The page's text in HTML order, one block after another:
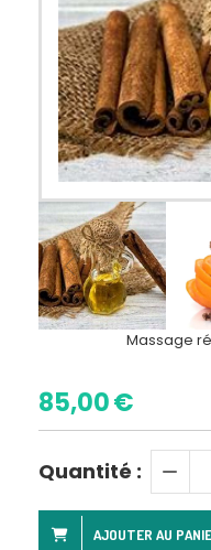
Massage
85,00€
Quantité :
AJOUTER AU